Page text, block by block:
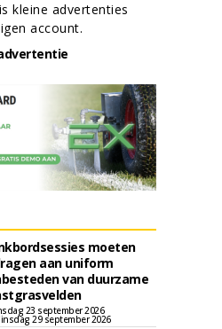
kleine advertenties
account.
moeten
aan uniform
van duurzame
23 september 2026
29 september 2026